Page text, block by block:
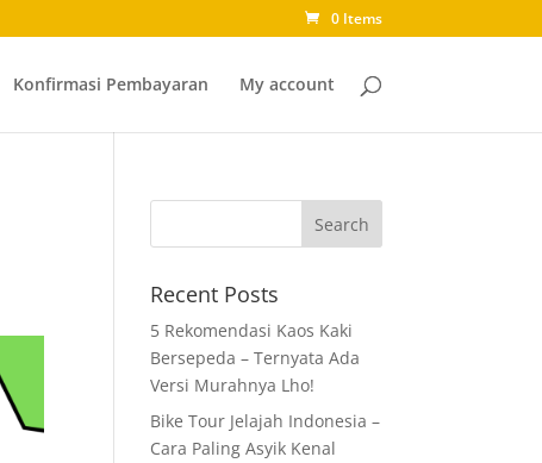
0 Items
Konfirmasi Pembayaran My account
Recent Posts
5 Rekomendasi Kaos Kaki
Bersepeda – Ternyata Ada
Versi Murahnya Lho!
Bike Tour Jelajah Indonesia –
Cara Paling Asyik Kenal